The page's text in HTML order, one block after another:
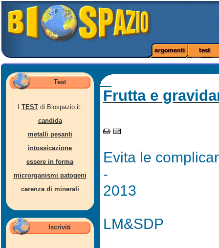
Test
TEST di Biospazio.it:
candida
metalli pesanti
intossicazione
essere in forma
microrganismi patogeni
carenza di minerali
Iscriviti
Frutta e
Evita le
-
2013
LM&SDP